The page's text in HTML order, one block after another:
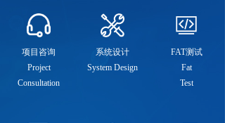
项目咨询
Project
Consultation
系统设计
System Design
FAT测试
Fat
Test